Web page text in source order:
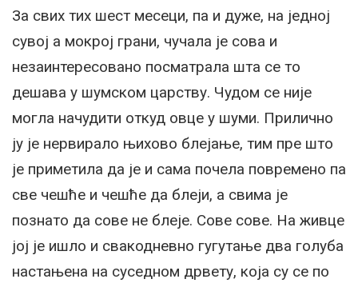
За свих тих шест месеци, па и дуже, на једној
сувој а мокрој грани, чучала је сова и
незаинтересовано посматрала шта се то
дешава у шумском царству. Чудом се није
могла начудити откуд овце у шуми. Прилично
ју је нервирало њихово блејање, тим пре што
је приметила да је и сама почела повремено па
све чешће и чешће да блеји, а свима је
познато да сове не блеје. Сове сове. На живце
јој је ишло и свакодневно гугутање два голуба
настањена на суседном дрвету, која су се по